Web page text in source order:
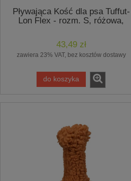
Pływająca Kość dla psa Tuffut-
Lon Flex - rozm. S, różowa,
43,49 zł
zawiera 23% VAT, bez kosztów dostawy
do koszyka